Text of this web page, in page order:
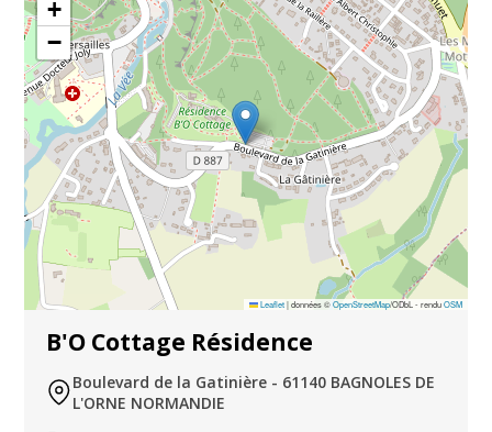
+
−
Leaflet |données ©OpenStreetMap/ODbL - renduOSM
B'O Cottage Résidence
Boulevard de la Gatinière - 61140 BAGNOLES DE
L'ORNE NORMANDIE